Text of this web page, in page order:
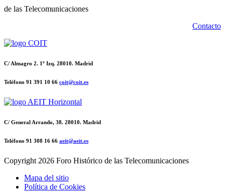
de las Telecomunicaciones
Contacto
C/ Almagro 2. 1º Izq. 28010. Madrid
Teléfono 91 391 10 66 coit@coit.es
C/ General Arrando, 38. 28010. Madrid
Teléfono 91 308 16 66 aeit@aeit.es
Copyright 2026 Foro Histórico de las Telecomunicaciones
Mapa del sitio
Política de Cookies